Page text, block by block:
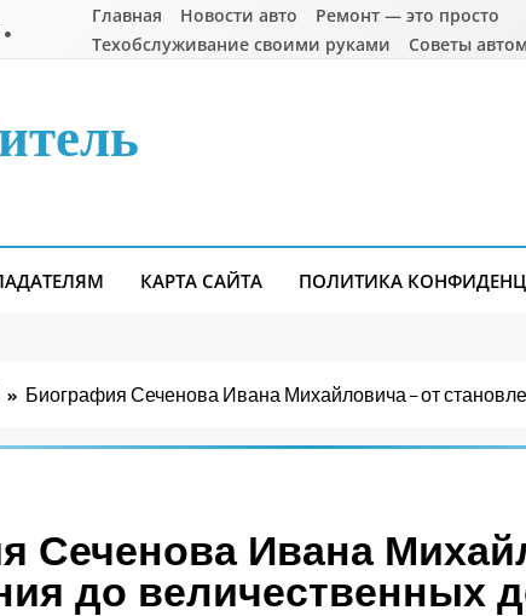
Главная Новости авто
Ремонт — это просто
Техобслуживание своими руками
Советы
КАРТА САЙТА ПОЛИТИКА
Биография Сеченова Ивана Михайловича – от
Сеченова Ивана
до величественных